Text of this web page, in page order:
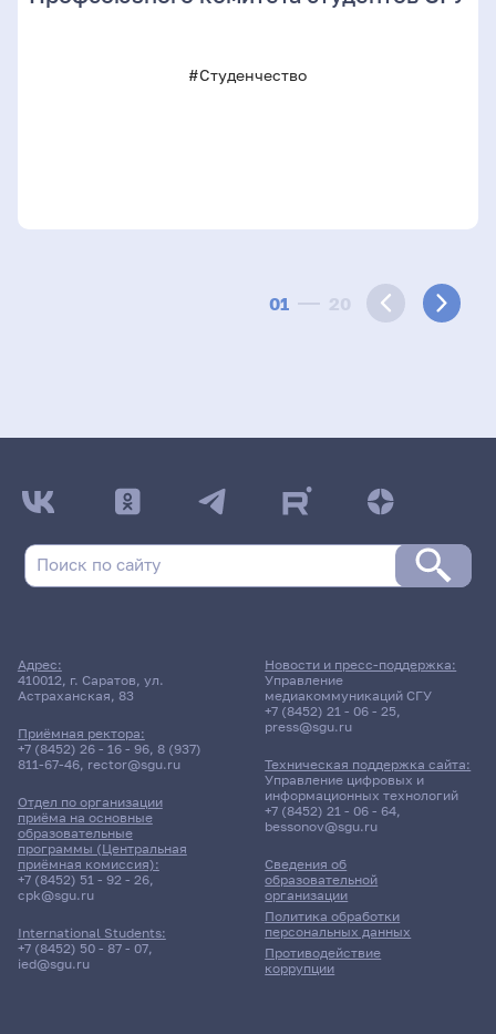
01 20
#Студенчество
Адрес:
410012, г. Саратов, ул.
Астраханская, 83
Приёмная ректора:
+7 (8452) 26 - 16 - 96, 8 (937)
811-67-46, rector@sgu.ru
Отдел по организации
приёма на основные
образовательные
программы (Центральная
приёмная комиссия):
+7 (8452) 51 - 92 - 26,
cpk@sgu.ru
International Students:
+7 (8452) 50 - 87 - 07,
ied@sgu.ru
Сведения об
образовательной
организации
Политика обработки
персональных данных
Противодействие
коррупции
Новости и пресс-поддержка:
Управление
медиакоммуникаций СГУ
+7 (8452) 21 - 06 - 25,
press@sgu.ru
Техническая поддержка сайта:
Управление цифровых и
информационных технологий
+7 (8452) 21 - 06 - 64,
bessonov@sgu.ru